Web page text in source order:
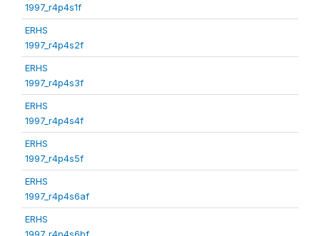
1997_r4p4s1f
ERHS
1997_r4p4s2f
ERHS
1997_r4p4s3f
ERHS
1997_r4p4s4f
ERHS
1997_r4p4s5f
ERHS
1997_r4p4s6af
ERHS
1997_r4p4s6bf